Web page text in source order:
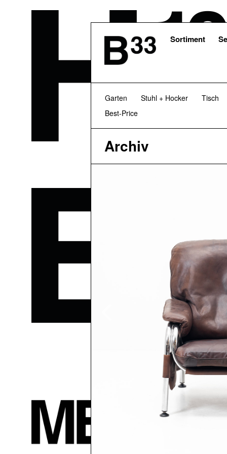
Sortiment
Garten Stuhl + Hocker Tisch
Best-Price
Archiv